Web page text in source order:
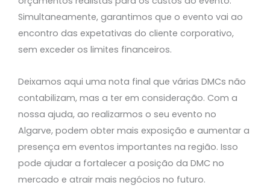
Simultaneamente, garantimos que o evento vai ao
encontro das expetativas do cliente corporativo,
sem exceder os limites financeiros.
Deixamos aqui uma nota final que várias DMCs não
contabilizam, mas a ter em consideração. Com a
nossa ajuda, ao realizarmos o seu evento no
Algarve, podem obter mais exposição e aumentar a
presença em eventos importantes na região. Isso
pode ajudar a fortalecer a posição da DMC no
mercado e atrair mais negócios no futuro.